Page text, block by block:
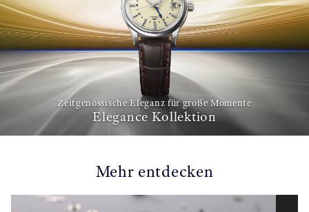
Zeitgenössische Eleganz für große Momente
Elegance Kollektion
Mehr entdecken